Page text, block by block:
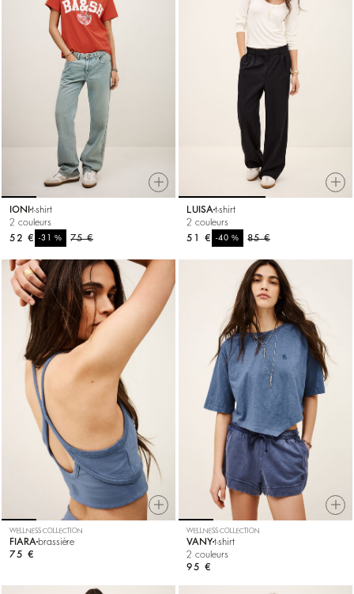
IONI t-shirt
2 couleurs
75 €
-31%
52 €
LUISA t-shirt
2 couleurs
85 €
-40%
51 €
WELLNESS COLLECTION
FIARA brassière
75 €
WELLNESS COLLECTION
VANYt-shirt
2 couleurs
95 €